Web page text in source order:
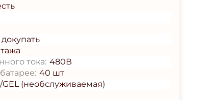
тока: 480В
40 шт
GEL (необслуживаемая)